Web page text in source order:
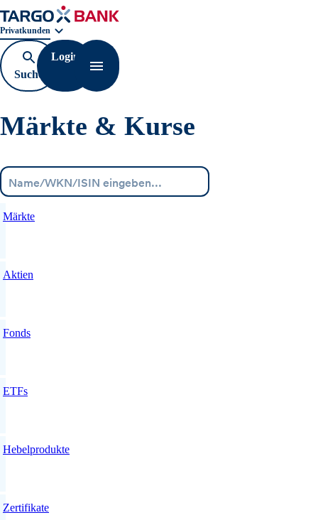
Geschäftsbereichnavigation. Aktuelle Auswahl:
Privatkunden
Suche
öffnen
Login
Navigation öffnen
Märkte & Kurse
Märkte
Aktien
Fonds
ETFs
Hebelprodukte
Zertifikate